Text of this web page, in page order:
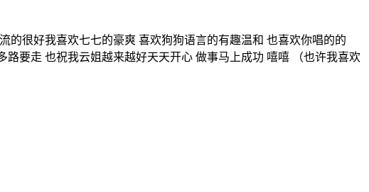
很好我喜欢七七的豪爽 喜欢狗狗语言的有趣温和 也喜欢你唱的的
要走 也祝我云姐越来越好天天开心 做事马上成功 嘻嘻 （也许我喜欢